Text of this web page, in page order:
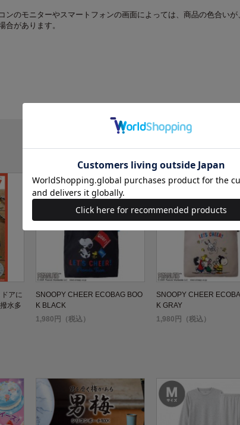
ンのモニターやスマートフォンの画面によっては、商品の色合い
合があります。
ドアに
水多
SNOOPY CHEER ECOBAG BOO
K BLACK
1,980円（税込）
SNOOPY CHEER
K GRAY
1,980円（税込）